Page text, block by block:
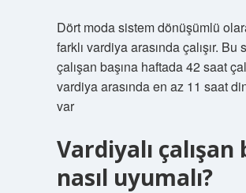
Dört moda sistem dönüşümlü
farklı vardiya arasında çalışır. Bu
çalışan başına haftada 42 saat
vardiya arasında en az 11 saat
var
Vardiyalı çalışan
nasıl uyumalı?